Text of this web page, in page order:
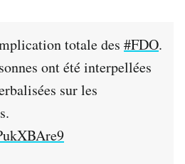
totale des #FDO.
ont été interpellées
sur les